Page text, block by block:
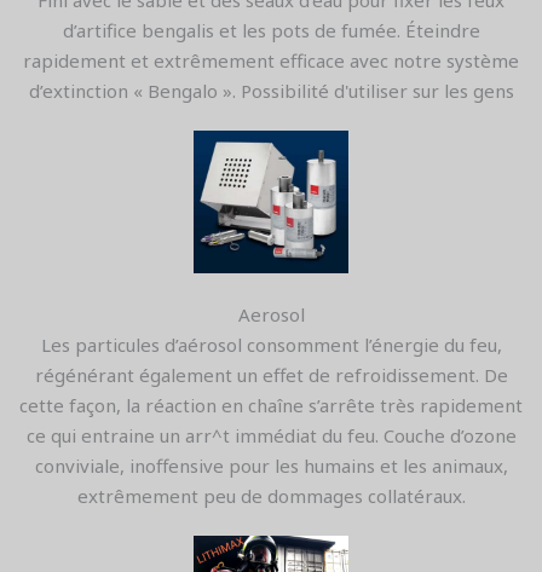
d’artifice bengalis et les pots de fumée. Éteindre
rapidement et extrêmement efficace avec notre système
d’extinction « Bengalo ». Possibilité d'utiliser sur les gens
Aerosol
Les particules d’aérosol consomment l’énergie du feu,
régénérant également un effet de refroidissement. De
cette façon, la réaction en chaîne s’arrête très rapidement
ce qui entraine un arr^t immédiat du feu. Couche d’ozone
conviviale, inoffensive pour les humains et les animaux,
extrêmement peu de dommages collatéraux.